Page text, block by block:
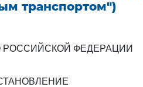
транспортом")
РОССИЙСКОЙ ФЕДЕРАЦИИ